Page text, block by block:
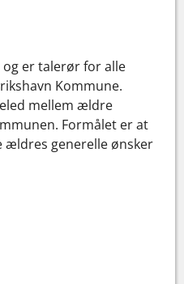
er talerør for alle
Kommune.
mellem ældre
Formålet er at
ældres generelle ønsker